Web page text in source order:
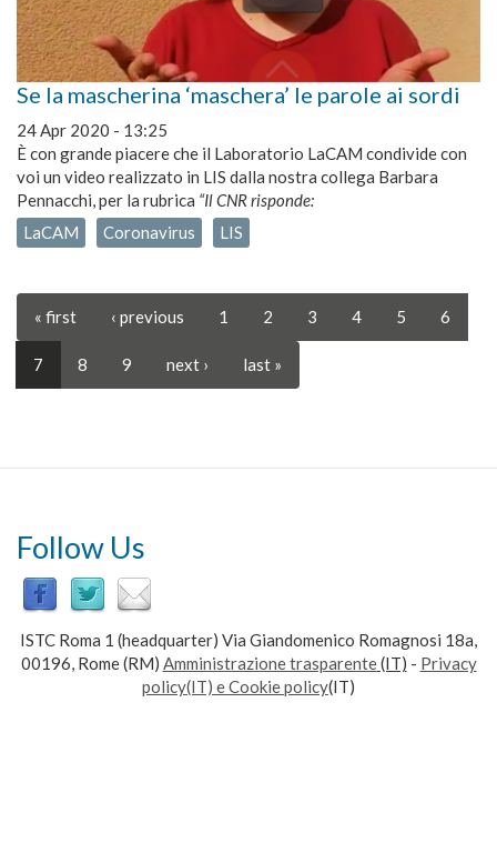
Se la mascherina ‘maschera’ le parole ai sordi
24 Apr 2020 - 13:25
È con grande piacere che il Laboratorio LaCAM condivide con
voi un video realizzato in LIS dalla nostra collega Barbara
Pennacchi, per la rubrica “Il CNR risponde:
LaCAM
Coronavirus LIS
« first ‹ previous 1 2 3 4 5 6
7 8 9 next › last »
Follow Us
ISTC Roma 1 (headquarter) Via Giandomenico Romagnosi 18a,
00196, Rome (RM) Amministrazione trasparente(IT) - Privacy
policy(IT) e Cookie policy(IT)